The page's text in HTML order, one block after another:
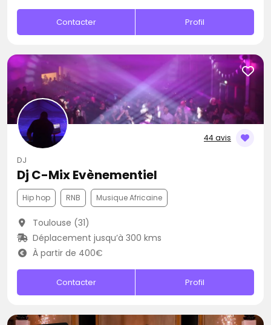
Contacter Profil
44 avis
DJ
Dj C-Mix Evènementiel
Hip hop RNB Musique Africaine
Toulouse (31)
Déplacement jusqu’à 300 kms
À partir de 400€
Contacter Profil